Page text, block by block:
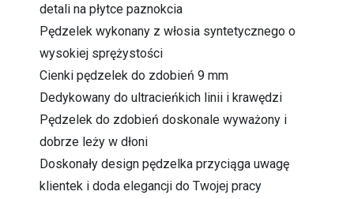
detali na płytce paznokcia
Pędzelek wykonany z włosia syntetycznego o
wysokiej sprężystości
Cienki pędzelek do zdobień 9 mm
Dedykowany do ultracieńkich linii i krawędzi
Pędzelek do zdobień doskonale wyważony i
dobrze leży w dłoni
Doskonały design pędzelka przyciąga uwagę
klientek i doda elegancji do Twojej pracy